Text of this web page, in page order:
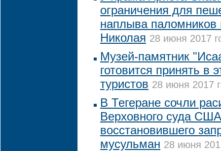
ограничения для
наплыва
Николая 28 июня 2017
Музей-памятник
готовится принять в
туристов 28 июня 2017
В Тегеране сочли
Верховного суда
восстановившего
мусульман 28 июня